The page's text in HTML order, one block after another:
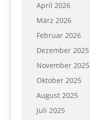
April 2026
März 2026
Februar 2026
Dezember 2025
November 2025
Oktober 2025
August 2025
Juli 2025